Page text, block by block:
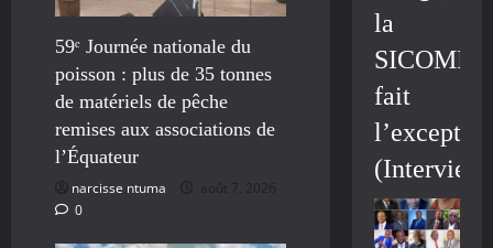
59ᵉ Journée nationale du
poisson : plus de 35 tonnes
de matériels de pêche
remises aux associations de
l’Équateur
narcisse ntuma
août 7, 2026
0
la
fait
(Interview)